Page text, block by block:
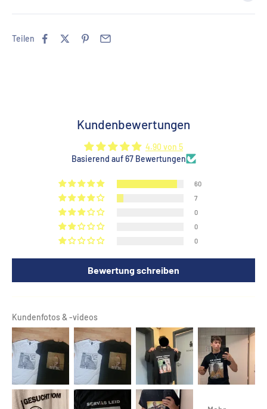
Teilen
Kundenbewertungen
4.90 von 5
Basierend auf 67 Bewertungen
60
7
0
0
0
Bewertung schreiben
Kundenfotos & -videos